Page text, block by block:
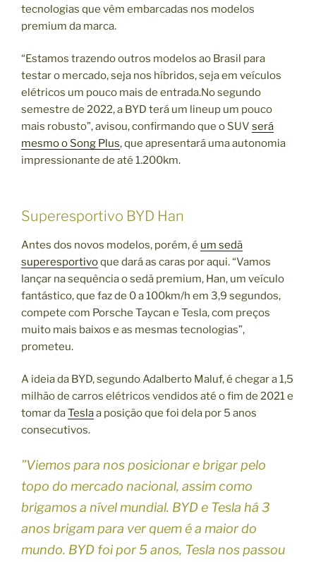
tecnologias que vêm embarcadas nos modelos
premium da marca.
“Estamos trazendo outros modelos ao Brasil para
testar o mercado, seja nos híbridos, seja em veículos
elétricos um pouco mais de entrada.No segundo
semestre de 2022, a BYD terá um lineup um pouco
mais robusto”, avisou, confirmando que o SUV será
mesmo o Song Plus, que apresentará uma autonomia
impressionante de até 1.200km.
Superesportivo BYD Han
Antes dos novos modelos, porém, é um sedã
superesportivoque dará as caras por aqui. “Vamos
lançar na sequência o sedã premium, Han, um veículo
fantástico, que faz de 0 a 100km/h em 3,9 segundos,
compete com Porsche Taycan e Tesla, com preços
muito mais baixos e as mesmas tecnologias”,
prometeu.
A ideia da BYD, segundo Adalberto Maluf, é chegar a 1,5
milhão de carros elétricos vendidos até o fim de 2021 e
tomar daTeslaa posição que foi dela por 5 anos
consecutivos.
”Viemos para nos posicionar e brigar pelo
topo do mercado nacional, assim como
brigamos a nível mundial. BYD e Tesla há 3
anos brigam para ver quem é a maior do
mundo. BYD foi por 5 anos, Tesla nos passou